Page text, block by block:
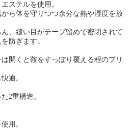
ステルを使用。
ら体を守りつつ余分な熱や湿度を放
、縫い目がテープ留めで密閉されて
防ぎます。
開くと鞍をすっぽり覆える程のプリ
適。
2重構造。
用。